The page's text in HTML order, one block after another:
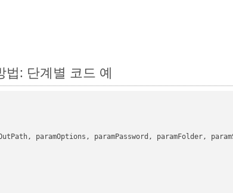
법: 단계별 코드 예
paramOptions, paramPassword, paramFolder,